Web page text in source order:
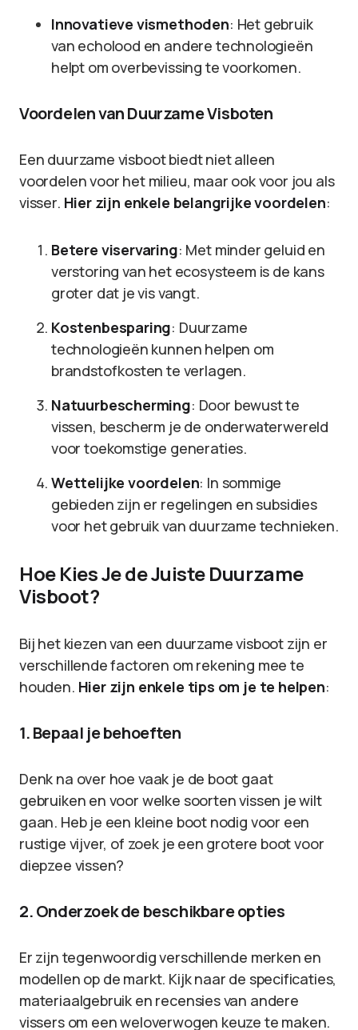
Innovatieve vismethoden: Het gebruik
van echolood en andere technologieën
helpt om overbevissing te voorkomen.
Voordelen van Duurzame Visboten
Een duurzame visboot biedt niet alleen
voordelen voor het milieu, maar ook voor jou als
visser. Hier zijn enkele belangrijke voordelen:
Betere viservaring: Met minder geluid en
verstoring van het ecosysteem is de kans
groter dat je vis vangt.
Kostenbesparing: Duurzame
technologieën kunnen helpen om
brandstofkosten te verlagen.
Natuurbescherming: Door bewust te
vissen, bescherm je de onderwaterwereld
voor toekomstige generaties.
Wettelijke voordelen: In sommige
gebieden zijn er regelingen en subsidies
voor het gebruik van duurzame technieken.
Hoe Kies Je de Juiste Duurzame
Visboot?
Bij het kiezen van een duurzame visboot zijn er
verschillende factoren om rekening mee te
houden. Hier zijn enkele tips om je te helpen:
1. Bepaal je behoeften
Denk na over hoe vaak je de boot gaat
gebruiken en voor welke soorten vissen je wilt
gaan. Heb je een kleine boot nodig voor een
rustige vijver, of zoek je een grotere boot voor
diepzee vissen?
2. Onderzoek de beschikbare opties
Er zijn tegenwoordig verschillende merken en
modellen op de markt. Kijk naar de specificaties,
materiaalgebruik en recensies van andere
vissers om een weloverwogen keuze te maken.